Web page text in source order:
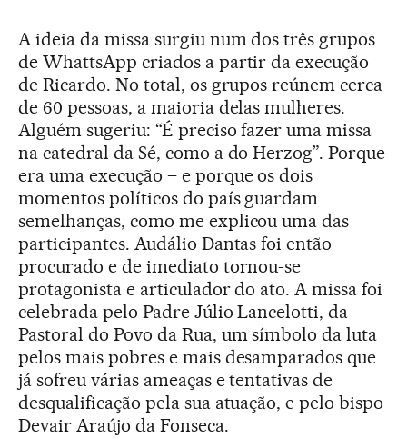
A ideia da missa surgiu num dos três grupos
de WhattsApp criados a partir da execução
de Ricardo. No total, os grupos reúnem cerca
de 60 pessoas, a maioria delas mulheres.
Alguém sugeriu: “É preciso fazer uma missa
na catedral da Sé, como a do Herzog”. Porque
era uma execução – e porque os dois
momentos políticos do país guardam
semelhanças, como me explicou uma das
participantes. Audálio Dantas foi então
procurado e de imediato tornou-se
protagonista e articulador do ato. A missa foi
celebrada pelo Padre Júlio Lancelotti, da
Pastoral do Povo da Rua, um símbolo da luta
pelos mais pobres e mais desamparados que
já sofreu várias ameaças e tentativas de
desqualificação pela sua atuação, e pelo bispo
Devair Araújo da Fonseca.